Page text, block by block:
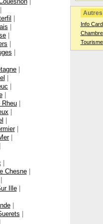
Info
|
|
|
|
|
|
|
|
|
|
Rheu |
|
|
|
|
|
Chesne|
|
Ille|
|
|
|